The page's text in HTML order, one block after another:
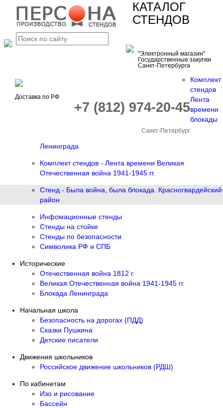
"Электронный магазин"
Государственные закупки
Санкт-Петербурга
Доставка по РФ
+7 (812) 974-20-45
Санкт-Петербург
КАТАЛОГ
СТЕНДОВ
Комплект
стендов
Лента
времени
блокады
Ленинграда
Комплект стендов - Лента времени Великая
Отечественная война 1941-1945 гг.
Стенд - Была война, была блокада. Красногвардейский
район
Инфомационные стенды
Стенды на стойке
Стенды по безопасности
Символика РФ и СПБ
Исторические
Отечественная война 1812 г.
Великая Отечественная война 1941-1945 гг.
Блокада Ленинграда
Начальная школа
Безопасность на дорогах (ПДД)
Сказки Пушкина
Детские писатели
Движения школьников
Российское движение школьников (РДШ)
По кабинетам
Изо и рисование
Бассейн